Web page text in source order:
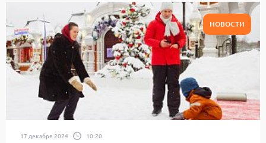
НОВОСТИ
17 декабря 2024 10:20